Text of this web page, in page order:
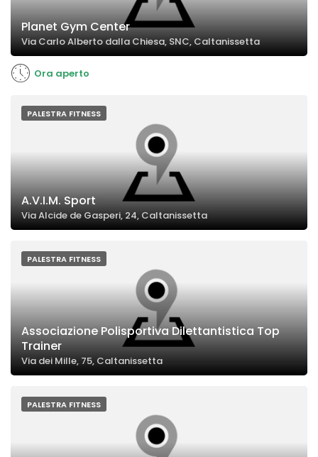
Planet Gym Center
Via Carlo Alberto dalla Chiesa, SNC, Caltanissetta
Ora aperto
PALESTRA FITNESS
A.V.I.M. Sport
Via Alcide de Gasperi, 24, Caltanissetta
PALESTRA FITNESS
Associazione Polisportiva Dilettantistica Top
Trainer
Via dei Mille, 75, Caltanissetta
PALESTRA FITNESS